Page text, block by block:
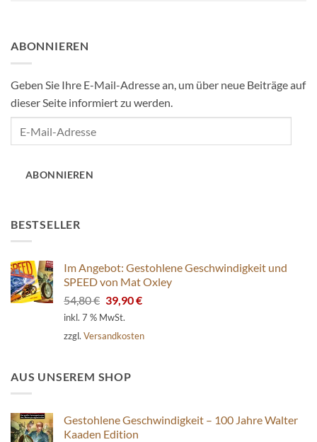
ABONNIEREN
Geben Sie Ihre E-Mail-Adresse an, um über neue Beiträge auf
dieser Seite informiert zu werden.
ABONNIEREN
BESTSELLER
Im Angebot: Gestohlene Geschwindigkeit und
SPEED von Mat Oxley
54,80€ Ursprünglicher
Preis
war:
54,80 €
39,90€Aktueller
39,90 €.
inkl. 7 % MwSt.
zzgl. Versandkosten
AUS UNSEREM SHOP
Gestohlene Geschwindigkeit – 100 Jahre Walter
Kaaden Edition